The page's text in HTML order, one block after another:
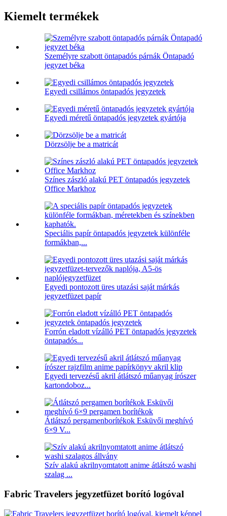
Kiemelt termékek
Személyre szabott öntapadós párnák Öntapadó
jegyzet béka
Egyedi csillámos öntapadós jegyzetek
Egyedi méretű öntapadós jegyzetek gyártója
Dörzsölje be a matricát
Színes zászló alakú PET öntapadós jegyzetek
Office Markhoz
Speciális papír öntapadós jegyzetek különféle
formákban,...
Egyedi pontozott üres utazási saját márkás
jegyzetfüzet papír
Forrón eladott vízálló PET öntapadós jegyzetek
öntapadós...
Egyedi tervezésű akril átlátszó műanyag írószer
kartondoboz...
Átlátszó pergamenborítékok Esküvői meghívó
6×9 V...
Szív alakú akrilnyomtatott anime átlátszó washi
szalag ...
Fabric Travelers jegyzetfüzet borító logóval